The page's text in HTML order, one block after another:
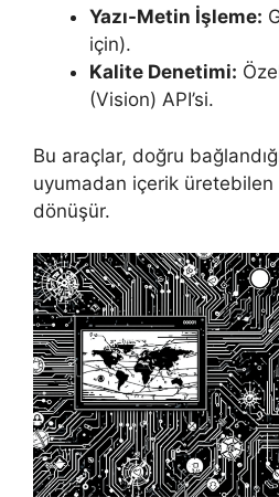
Yazı-Metin İşleme:
için).
Kalite Denetimi:
(Vision) API’si.
Bu araçlar, doğru
uyumadan içerik
dönüşür.